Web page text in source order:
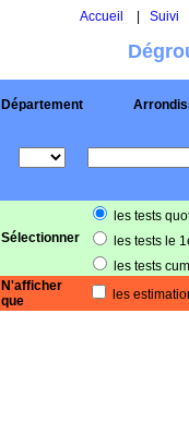
Accueil Suivi
Département
Sélectionner
les tests
les tests le
les tests
N'afficher
que
les